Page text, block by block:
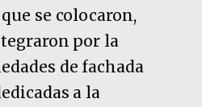
se colocaron,
por la
de fachada
a la